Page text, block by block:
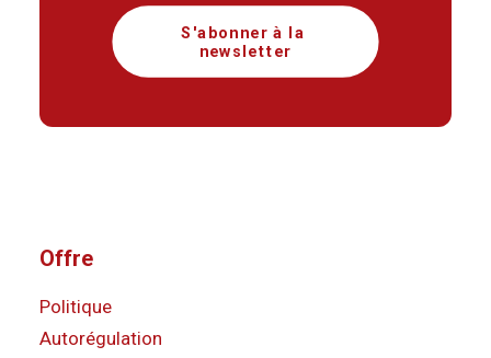
S'abonner à la
newsletter
Offre
Politique
Autorégulation